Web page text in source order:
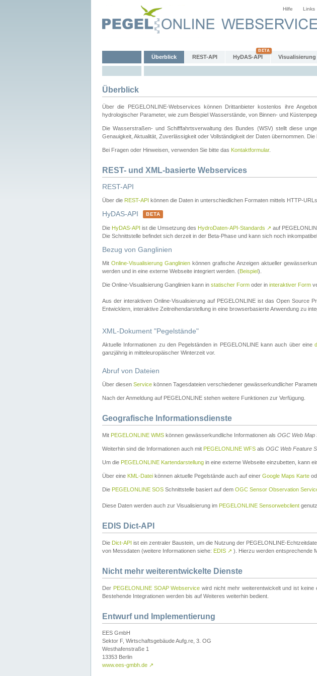
Hilfe Links
Überblick REST-API HyDAS-API Visualisierung
Überblick
Über die PEGELONLINE-Webservices können Drittanbieter kostenlos ihre
hydrologischer Parameter, wie zum Beispiel Wasserstände, von Binnen- und
Die Wasserstraßen- und Schifffahrtsverwaltung des Bundes (WSV) stellt diese
Genauigkeit, Aktualität, Zuverlässigkeit oder Vollständigkeit der Daten übernommen.
Bei Fragen oder Hinweisen, verwenden Sie bitte das Kontaktformular.
REST- und XML-basierte Webservices
REST-API
Über die REST-API können die Daten in unterschiedlichen Formaten mittels HTTP-
HyDAS-API BETA
Die HyDAS-API ist die Umsetzung des HydroDaten-API-Standards ↗ auf
Die Schnittstelle befindet sich derzeit in der Beta-Phase und kann sich noch
Bezug von Ganglinien
MitOnline-Visualisierung Ganglinien können grafische Anzeigen aktueller
werden und in eine externe Webseite integriert werden. (Beispiel).
Die Online-Visualisierung Ganglinien kann in statischer Form oder in interaktiver Form
Aus der interaktiven Online-Visualisierung auf PEGELONLINE ist das Open Source
Entwicklern, interaktive Zeitreihendarstellung in eine browserbasierte Anwendung zu
XML-Dokument "Pegelstände"
Aktuelle Informationen zu den Pegelständen in PEGELONLINE kann auch über eine
ganzjährig in mitteleuropäischer Winterzeit vor.
Abruf von Dateien
Über diesen Service können Tagesdateien verschiedener gewässerkundlicher
Nach der Anmeldung auf PEGELONLINE stehen weitere Funktionen zur Verfügung.
Geografische Informationsdienste
Mit PEGELONLINE WMS können gewässerkundliche Informationen als OGC Web Map
Weiterhin sind die Informationen auch mit PEGELONLINE WFS als OGC Web Feature
Um die PEGELONLINE Kartendarstellung in eine externe Webseite einzubetten, kann
Über eine KML-Datei können aktuelle Pegelstände auch auf einer Google Maps Karte
Die PEGELONLINE SOS Schnittstelle basiert auf dem OGC Sensor Observation
Diese Daten werden auch zur Visualisierung im PEGELONLINE Sensorwebclient
EDIS Dict-API
Die Dict-API ist ein zentraler Baustein, um die Nutzung der PEGELONLINE-
von Messdaten (weitere Informationen siehe: EDIS ↗ ). Hierzu werden entsprechende
Nicht mehr weiterentwickelte Dienste
Der PEGELONLINE SOAP Webservice wird nicht mehr weiterentwickelt und ist keine
Bestehende Integrationen werden bis auf Weiteres weiterhin bedient.
Entwurf und Implementierung
EES GmbH
Sektor F, Wirtschaftsgebäude Aufg.re, 3. OG
Westhafenstraße 1
13353 Berlin
www.ees-gmbh.de ↗